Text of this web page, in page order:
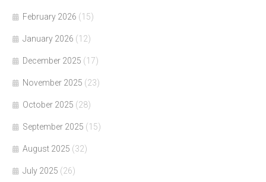
February 2026 (15)
January 2026 (12)
December 2025 (17)
November 2025 (23)
October 2025 (28)
September 2025 (15)
August 2025 (32)
July 2025 (26)